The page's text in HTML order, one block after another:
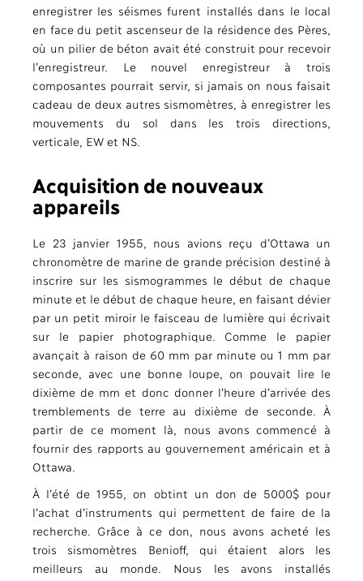
enregistrer les séismes furent installés dans le local
en face du petit ascenseur de la résidence des Pères,
où un pilier de béton avait été construit pour recevoir
l’enregistreur. Le nouvel enregistreur à trois
composantes pourrait servir, si jamais on nous faisait
cadeau de deux autres sismomètres, à enregistrer les
mouvements du sol dans les trois directions,
verticale, EW et NS.
Acquisition de nouveaux
appareils
Le 23 janvier 1955, nous avions reçu d’Ottawa un
chronomètre de marine de grande précision destiné à
inscrire sur les sismogrammes le début de chaque
minute et le début de chaque heure, en faisant dévier
par un petit miroir le faisceau de lumière qui écrivait
sur le papier photographique. Comme le papier
avançait à raison de 60 mm par minute ou 1 mm par
seconde, avec une bonne loupe, on pouvait lire le
dixième de mm et donc donner l’heure d’arrivée des
tremblements de terre au dixième de seconde. À
partir de ce moment là, nous avons commencé à
fournir des rapports au gouvernement américain et à
Ottawa.
À l’été de 1955, on obtint un don de 5000$ pour
l’achat d’instruments qui permettent de faire de la
recherche. Grâce à ce don, nous avons acheté les
trois sismomètres Benioff, qui étaient alors les
meilleurs au monde. Nous les avons installés